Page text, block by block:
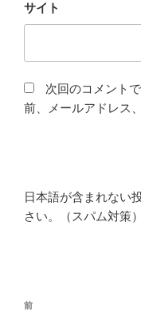
サイト
次回のコメント
前、メールアドレス
日本語が含まれない
さい。（スパム対策）
投
前
前